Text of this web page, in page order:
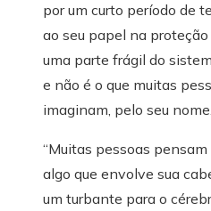
por um curto período de
ao seu papel na proteção
uma parte frágil do
e não é o que muitas
imaginam, pelo seu nome.
“Muitas pessoas
algo que envolve sua
um turbante para o